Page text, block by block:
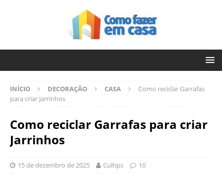
INÍCIO DECORAÇÃO CASA
Como reciclar Garrafas
para criar Jarrinhos
Como reciclar Garrafas para criar
Jarrinhos
15 de dezembro de 2025 Cultips 10